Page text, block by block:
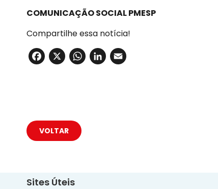
COMUNICAÇÃO SOCIAL PMESP
Compartilhe essa notícia!
Facebook
X WhatsApp
LinkedIn
VOLTAR
Sites Úteis